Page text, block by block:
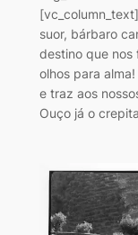
suor, bárbaro
destino que nos
olhos para
e traz aos
Ouço já o